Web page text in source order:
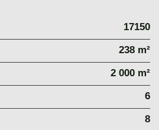
17150
238 m²
2 000 m²
6
8